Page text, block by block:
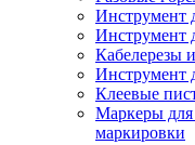
Инструмент
Инструмент
Кабелерезы
Инструмент
Клеевые
Маркеры для
маркировки